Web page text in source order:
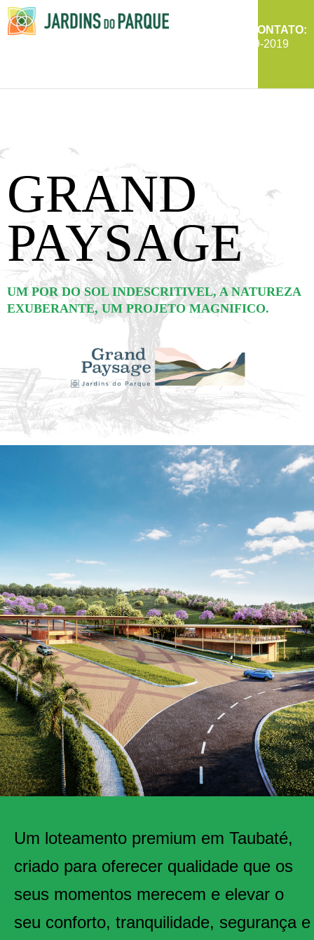
ENTRE EM CONTATO:
(12) 99639-2019
GRAND
PAYSAGE
UM POR DO SOL INDESCRITIVEL, A NATUREZA
EXUBERANTE, UM PROJETO MAGNIFICO.
Um loteamento premium em Taubaté,
criado para oferecer qualidade que os
seus momentos merecem e elevar o
seu conforto, tranquilidade, segurança e